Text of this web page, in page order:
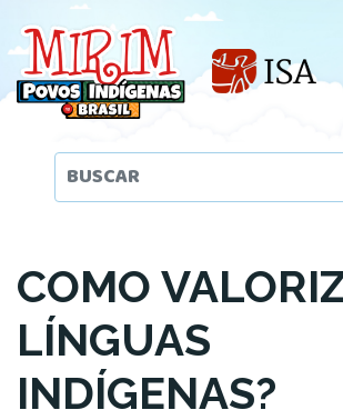
para
conteúdo
principal
COMO
LÍNGUAS
INDÍGENAS?